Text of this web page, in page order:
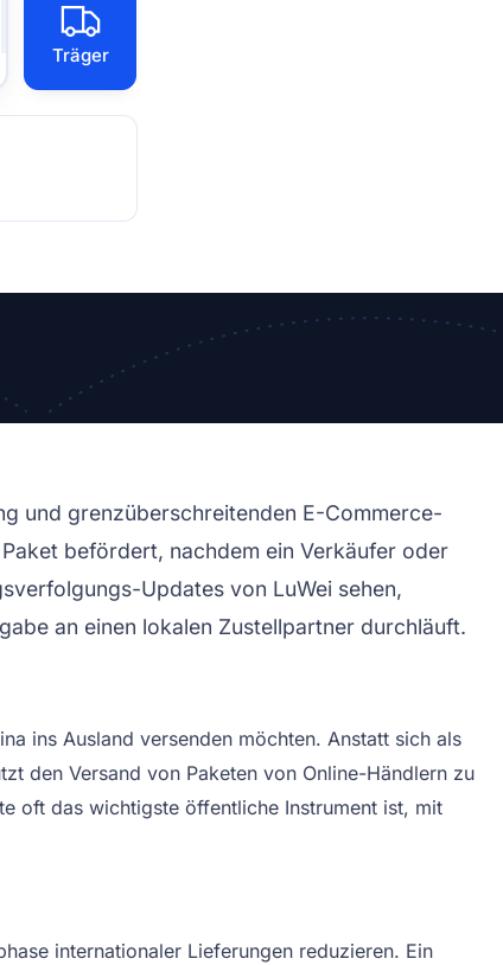
Träger
und grenzüberschreitenden E-Commerce-
befördert, nachdem ein Verkäufer oder
Updates von LuWei sehen,
an einen lokalen Zustellpartner durchläuft.
ins Ausland versenden möchten. Anstatt sich als
den Versand von Paketen von Online-Händlern zu
oft das wichtigste öffentliche Instrument ist, mit
internationaler Lieferungen reduzieren. Ein